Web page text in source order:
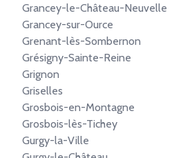
Grancey-le-Château-Neuvelle
Grancey-sur-Ource
Grenant-lès-Sombernon
Grésigny-Sainte-Reine
Grignon
Griselles
Grosbois-en-Montagne
Grosbois-lès-Tichey
Gurgy-la-Ville